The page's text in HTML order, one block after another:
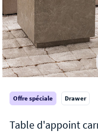
Offre spéciale Drawer